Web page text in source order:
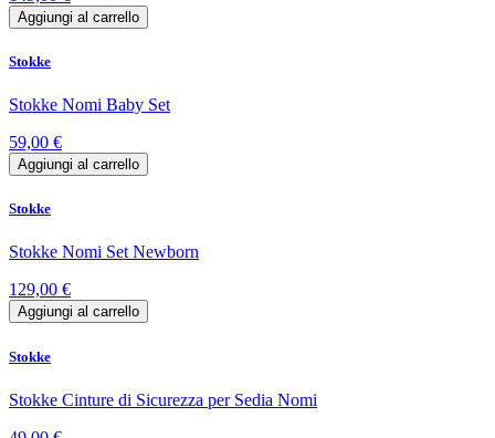
Aggiungi al carrello
Stokke
Stokke Nomi Baby Set
59,00 €
Aggiungi al carrello
Stokke
Stokke Nomi Set Newborn
129,00 €
Aggiungi al carrello
Stokke
Stokke Cinture di Sicurezza per Sedia Nomi